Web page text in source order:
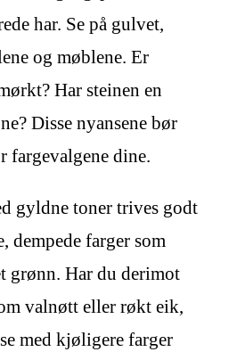
har. Se på gulvet,
og møblene. Er
Har steinen en
Disse nyansene bør
fargevalgene dine.
gyldne toner trives godt
dempede farger som
grønn. Har du derimot
valnøtt eller røkt eik,
med kjøligere farger